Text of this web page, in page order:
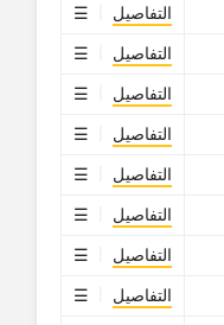
التفاصيل
التفاصيل
التفاصيل
التفاصيل
التفاصيل
التفاصيل
التفاصيل
التفاصيل